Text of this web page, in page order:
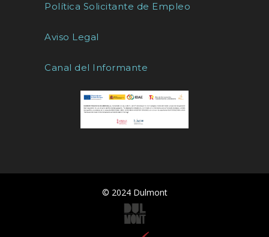
Política Solicitante de Empleo
Aviso Legal
Canal del Informante
© 2024 Dulmont